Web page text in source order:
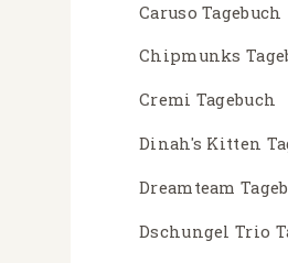
Caruso Tagebuch
Chipmunks
Cremi Tagebuch
Dinah's Kitten
Dreamteam
Dschungel Trio